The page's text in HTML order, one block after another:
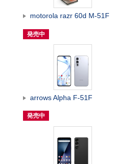
motorola razr 60d M-51F
発売中
arrows Alpha F-51F
発売中